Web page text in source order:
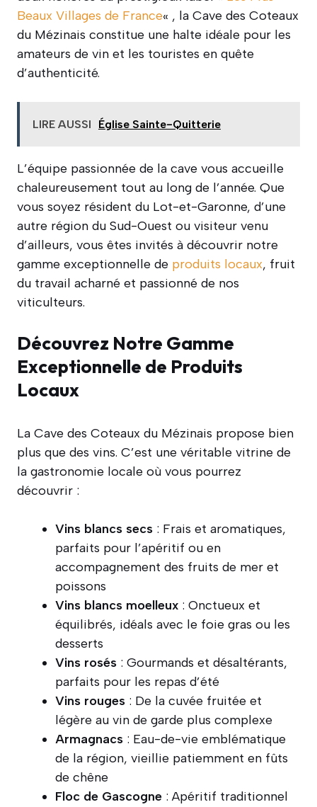
Beaux Villages de France« , la Cave des Coteaux
du Mézinais constitue une halte idéale pour les
amateurs de vin et les touristes en quête
d’authenticité.
LIRE AUSSI Église Sainte-Quitterie
L’équipe passionnée de la cave vous accueille
chaleureusement tout au long de l’année. Que
vous soyez résident du Lot-et-Garonne, d’une
autre région du Sud-Ouest ou visiteur venu
d’ailleurs, vous êtes invités à découvrir notre
gamme exceptionnelle de produits locaux, fruit
du travail acharné et passionné de nos
viticulteurs.
Découvrez Notre Gamme
Exceptionnelle de Produits
Locaux
La Cave des Coteaux du Mézinais propose bien
plus que des vins. C’est une véritable vitrine de
la gastronomie locale où vous pourrez
découvrir :
Vins blancs secs : Frais et aromatiques,
parfaits pour l’apéritif ou en
accompagnement des fruits de mer et
poissons
Vins blancs moelleux : Onctueux et
équilibrés, idéals avec le foie gras ou les
desserts
Vins rosés : Gourmands et désaltérants,
parfaits pour les repas d’été
Vins rouges : De la cuvée fruitée et
légère au vin de garde plus complexe
Armagnacs : Eau-de-vie emblématique
de la région, vieillie patiemment en fûts
de chêne
Floc de Gascogne : Apéritif traditionnel